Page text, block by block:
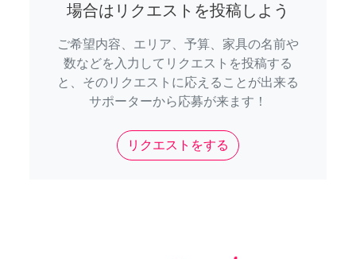
場合はリクエストを投稿しよう
ご希望内容、エリア、予算、家具の名前や
数などを入力してリクエストを投稿する
と、そのリクエストに応えることが出来る
サポーターから応募が来ます！
リクエストをする